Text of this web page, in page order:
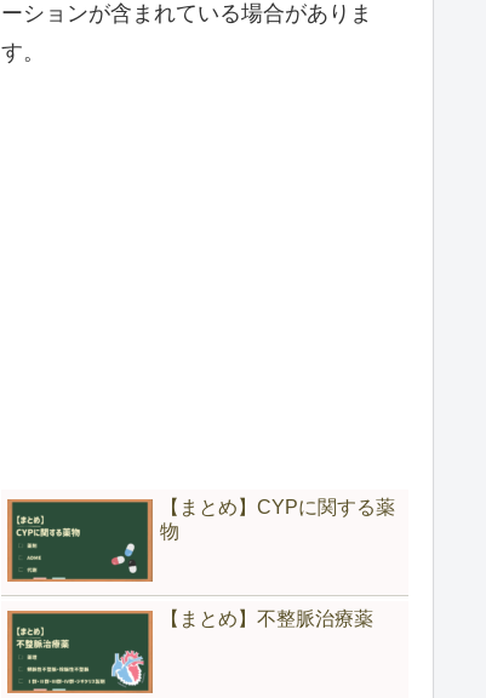
ーションが含まれている場合がありま
す。
【まとめ】CYPに関する薬
物
【まとめ】不整脈治療薬